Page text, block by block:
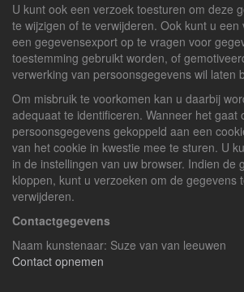
U kunt ook een verzoek toesturen om deze
te wijzigen of te verwijderen. Ook kunt u een
een gegevensexport op te vragen voor
toestemming gebruikt worden, of
verwerking van persoonsgegevens wil laten
Om misbruik te voorkomen kan u daarbij
adequaat te identificeren. Wanneer het gaat
persoonsgegevens gekoppeld aan een
van het cookie in kwestie mee te sturen. U
in de instellingen van uw browser. Indien de
kloppen, kunt u verzoeken om de gegevens
verwijderen.
Contactgegevens
Naam kunstenaar: Suze van van leeuwen
Contact opnemen